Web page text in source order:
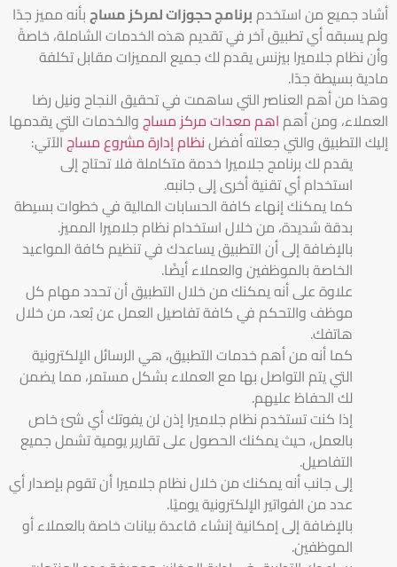
أشاد جميع من استخدمبرنامج حجوزات لمركز مساجبأنه مميز جدًا
ولم يسبقه أي تطبيق آخر في تقديم هذه الخدمات الشاملة، خاصةً
وأن نظام جلاميرا بيزنس يقدم لك جميع المميزات مقابل تكلفة
مادية بسيطة جدًا.
وهذا من أهم العناصر التي ساهمت في تحقيق النجاح ونيل رضا
العملاء، ومن أهماهم معدات مركز مساجوالخدمات التي يقدمها
إليك التطبيق والتي جعلته أفضلنظام إدارة مشروع مساجالآتي:
يقدم لك برنامج جلاميرا خدمة متكاملة فلا تحتاج إلى
استخدام أي تقنية أخرى إلى جانبه.
كما يمكنك إنهاء كافة الحسابات المالية في خطوات بسيطة
بدقة شديدة، من خلال استخدام نظام جلاميرا المميز.
بالإضافة إلى أن التطبيق يساعدك في تنظيم كافة المواعيد
الخاصة بالموظفين والعملاء أيضًا.
علاوة على أنه يمكنك من خلال التطبيق أن تحدد مهام كل
موظف والتحكم في كافة تفاصيل العمل عن بُعد، من خلال
هاتفك.
كما أنه من أهم خدمات التطبيق، هي الرسائل الإلكترونية
التي يتم التواصل بها مع العملاء بشكل مستمر، مما يضمن
لك الحفاظ عليهم.
إذا كنت تستخدم نظام جلاميرا إذن لن يفوتك أي شئ خاص
بالعمل، حيث يمكنك الحصول على تقارير يومية تشمل جميع
التفاصيل.
إلى جانب أنه يمكنك من خلال نظام جلاميرا أن تقوم بإصدار أي
عدد من الفواتير الإلكترونية يوميًا.
بالإضافة إلى إمكانية إنشاء قاعدة بيانات خاصة بالعملاء أو
الموظفين.